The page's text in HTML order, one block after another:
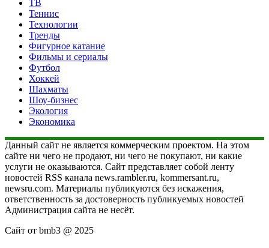
ТВ
Теннис
Технологии
Тренды
Фигурное катание
Фильмы и сериалы
Футбол
Хоккей
Шахматы
Шоу-бизнес
Экология
Экономика
Данный сайт не является коммерческим проектом. На этом
сайте ни чего не продают, ни чего не покупают, ни какие
услуги не оказываются. Сайт представляет собой ленту
новостей RSS канала news.rambler.ru, kommersant.ru,
newsru.com. Материалы публикуются без искажения,
ответственность за достоверность публикуемых новостей
Администрация сайта не несёт.
Сайт от bmb3 @ 2025